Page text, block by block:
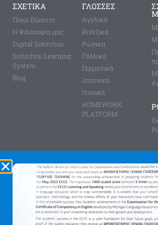
ΣΧΕΤΙΚΑ
Ποιοι Είμαστε
Η Φιλοσοφία μας
Digital Sotirchou
Sotirchou Learning
System
Blog
ΓΛΩΣΣΕΣ
Aγγλικά
Κινέζικα
Ρώσικα
Γαλλικά
Γερμανικά
Ισπανικά
Ιταλικά
HOMEWORK
PLATFORM
Καλέστε μας τώρα
210 8028149
για περισσότερες